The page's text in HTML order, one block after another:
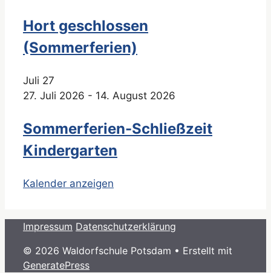
Hort geschlossen
(Sommerferien)
Juli 27
27. Juli 2026 - 14. August 2026
Sommerferien-Schließzeit
Kindergarten
Kalender anzeigen
Impressum Datenschutzerklärung
© 2026 Waldorfschule Potsdam • Erstellt mit
GeneratePress